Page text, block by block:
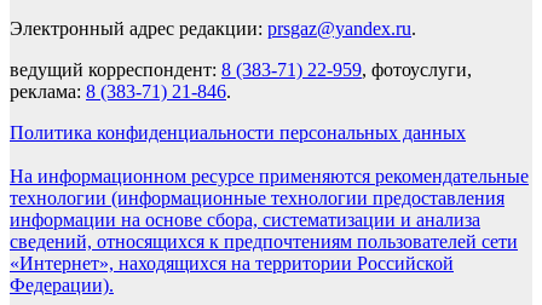
Электронный адрес редакции: prsgaz@yandex.ru.
ведущий корреспондент: 8 (383-71) 22-959, фотоуслуги,
реклама: 8 (383-71) 21-846.
Политика конфиденциальности персональных данных
На информационном ресурсе применяются рекомендательные
технологии (информационные технологии предоставления
информации на основе сбора, систематизации и анализа
сведений, относящихся к предпочтениям пользователей сети
«Интернет», находящихся на территории Российской
Федерации).